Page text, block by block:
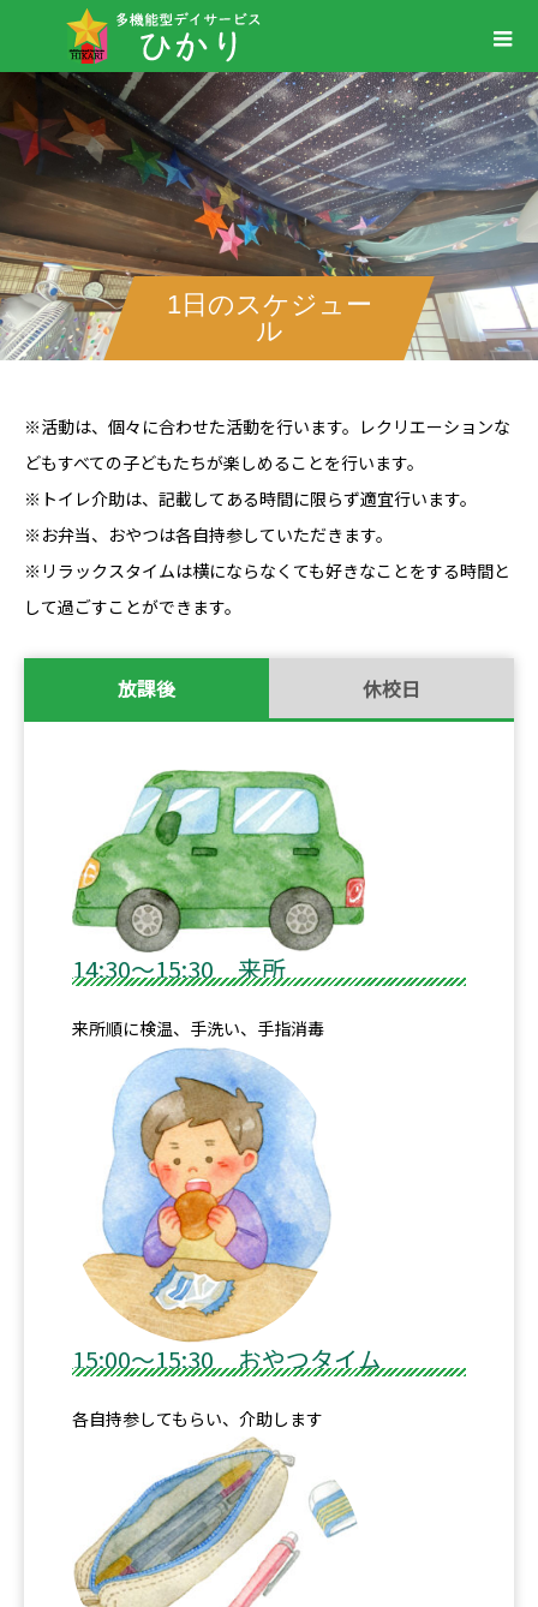
1日のスケジュー
ル
※活動は、個々に合わせた活動を行います。レクリエーションな
どもすべての子どもたちが楽しめることを行います。
※トイレ介助は、記載してある時間に限らず適宜行います。
※お弁当、おやつは各自持参していただきます。
※リラックスタイムは横にならなくても好きなことをする時間と
して過ごすことができます。
放課後 休校日
14:30～15:30 来所
来所順に検温、手洗い、手指消毒
15:00～15:30 おやつタイム
各自持参してもらい、介助します